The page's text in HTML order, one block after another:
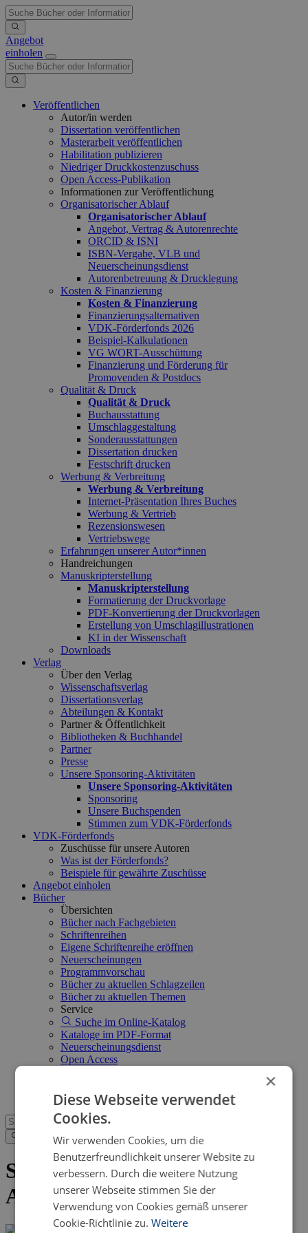
Angebot
einholen
Veröffentlichen
Autor/in werden
Dissertation veröffentlichen
Masterarbeit veröffentlichen
Habilitation publizieren
Niedriger Druckkostenzuschuss
Open Access-Publikation
Informationen zur Veröffentlichung
Organisatorischer Ablauf
Organisatorischer Ablauf
Angebot, Vertrag & Autorenrechte
ORCID & ISNI
ISBN-Vergabe, VLB und
Neuerscheinungsdienst
Autorenbetreuung & Drucklegung
Kosten & Finanzierung
Kosten & Finanzierung
Finanzierungsalternativen
VDK-Förderfonds 2026
Beispiel-Kalkulationen
VG WORT-Ausschüttung
Finanzierung und Förderung für
Promovenden & Postdocs
Qualität & Druck
Qualität & Druck
Buchausstattung
Umschlaggestaltung
Sonderausstattungen
Dissertation drucken
Festschrift drucken
Werbung & Verbreitung
Werbung & Verbreitung
Internet-Präsentation Ihres Buches
Werbung & Vertrieb
Rezensionswesen
Vertriebswege
Erfahrungen unserer Autor*innen
Handreichungen
Manuskripterstellung
Manuskripterstellung
Formatierung der Druckvorlage
PDF-Konvertierung der Druckvorlagen
Erstellung von Umschlagillustrationen
KI in der Wissenschaft
Downloads
Verlag
Über den Verlag
Wissenschaftsverlag
Dissertationsverlag
Abteilungen & Kontakt
Partner & Öffentlichkeit
Bibliotheken & Buchhandel
Partner
Presse
Unsere Sponsoring-Aktivitäten
Unsere Sponsoring-Aktivitäten
Sponsoring
Unsere Buchspenden
Stimmen zum VDK-Förderfonds
VDK-Förderfonds
Zuschüsse für unsere Autoren
Was ist der Förderfonds?
Beispiele für gewährte Zuschüsse
Angebot einholen
Bücher
Übersichten
Bücher nach Fachgebieten
Schriftenreihen
Eigene Schriftenreihe eröffnen
Neuerscheinungen
Programmvorschau
Bücher zu aktuellen Schlagzeilen
Bücher zu aktuellen Themen
Service
Suche im Online-Katalog
Kataloge im PDF-Format
Neuerscheinungsdienst
Open Access
Senden Sie uns eine eBook-
Anfrage
×
Diese Webseite verwendet
Cookies.
Wir verwenden Cookies, um die
Benutzerfreundlichkeit unserer Website zu
verbessern. Durch die weitere Nutzung
unserer Webseite stimmen Sie der
Verwendung von Cookies gemäß unserer
Cookie-Richtlinie zu. Weitere